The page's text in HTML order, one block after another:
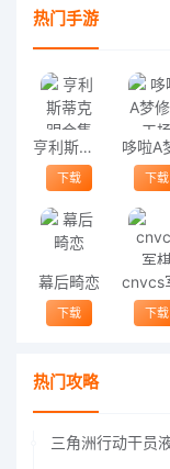
热门手游
亨利斯蒂克明合集
下载 下载
幕后畸恋
下载 下载
热门攻略